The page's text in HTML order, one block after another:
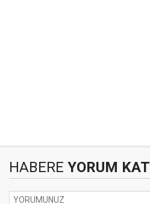
HABERE YORUM KAT